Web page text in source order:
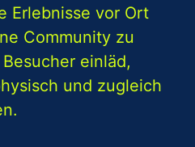
Erlebnisse vor Ort
Community zu
einläd,
und zugleich